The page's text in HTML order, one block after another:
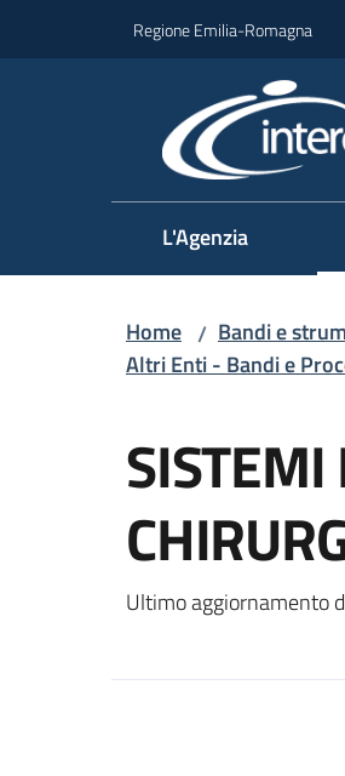
Regione Emilia-Romagna
L'Agenzia
Home / Bandi e
Altri Enti - Bandi e
Ultimo aggiornamento